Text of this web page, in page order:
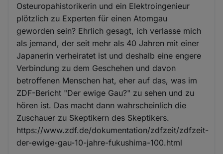
Osteuropahistorikerin und ein Elektroingenieur
plötzlich zu Experten für einen Atomgau
geworden sein? Ehrlich gesagt, ich verlasse mich
als jemand, der seit mehr als 40 Jahren mit einer
Japanerin verheiratet ist und deshalb eine engere
Verbindung zu dem Geschehen und davon
betroffenen Menschen hat, eher auf das, was im
ZDF-Bericht "Der ewige Gau?" zu sehen und zu
hören ist. Das macht dann wahrscheinlich die
Zuschauer zu Skeptikern des Skeptikers.
https://www.zdf.de/dokumentation/zdfzeit/zdfzeit-
der-ewige-gau-10-jahre-fukushima-100.html